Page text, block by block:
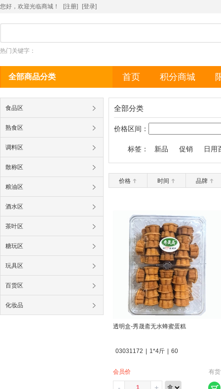
您好，欢迎光临商城！ [注册] [登录]
热门关键字：
全部商品分类 首页 积分商城
食品区
熟食区
调料区
散称区
粮油区
酒水区
茶叶区
糖玩区
玩具区
百货区
化妆品
全部分类
价格区间：
标签： 新品 促销 日用
价格 时间 品牌
透明盒-秀晟斋无水蜂蜜蛋糕
03031172 | 1*4斤 | 60
会员价 有货